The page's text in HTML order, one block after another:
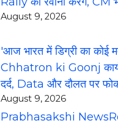
August 9, 2026
'आज भारत में डिग्री का कोई
Chhatron ki Goonj
दर्द, Data और दौलत पर
August 9, 2026
Prabhasakshi